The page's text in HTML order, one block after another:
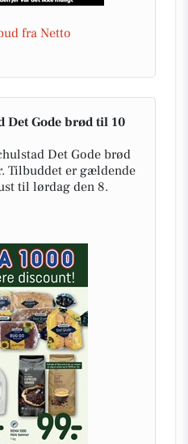
fra Netto
Det Gode brød til 10
Det Gode brød
Tilbuddet er gældende
til lørdag den 8.